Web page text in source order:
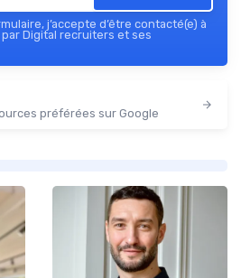
j’accepte d’être contacté(e) à
Digital recruiters et ses
préférées sur Google